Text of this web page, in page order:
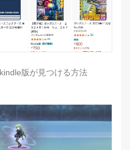
版が見つける方法